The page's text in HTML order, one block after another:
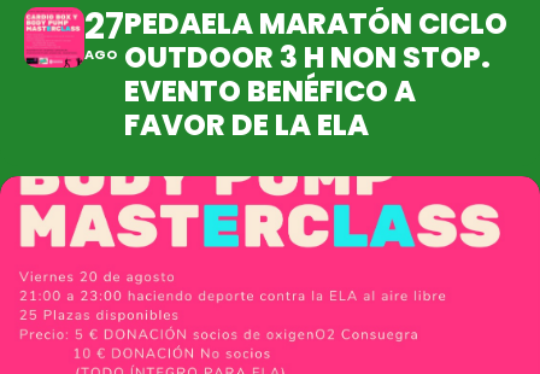
27
AGO
PEDAELA MARATÓN CICLO
OUTDOOR 3 H NON STOP.
EVENTO BENÉFICO A
FAVOR DE LA ELA